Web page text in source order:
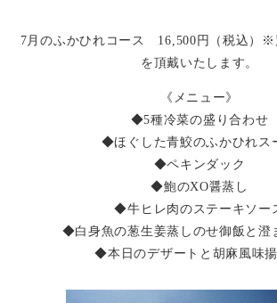
7月のふかひれコース 16,500円（税込）※
を頂戴いたします。
《メニュー》
◆5種冷菜の盛り合わせ
◆ほぐした青鮫のふかひれス
◆ペキンダック
◆鮑のXO醤蒸し
◆牛ヒレ肉のステーキソー
◆白身魚の葱生姜蒸しのせ御飯と澄
◆本日のデザートと胡麻風味